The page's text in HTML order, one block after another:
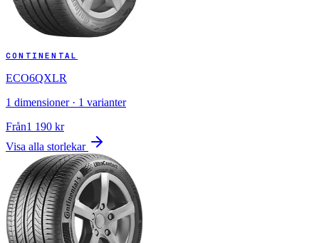
CONTINENTAL
ECO6QXLR
1 dimensioner · 1 varianter
Från1 190 kr
Visa alla storlekar